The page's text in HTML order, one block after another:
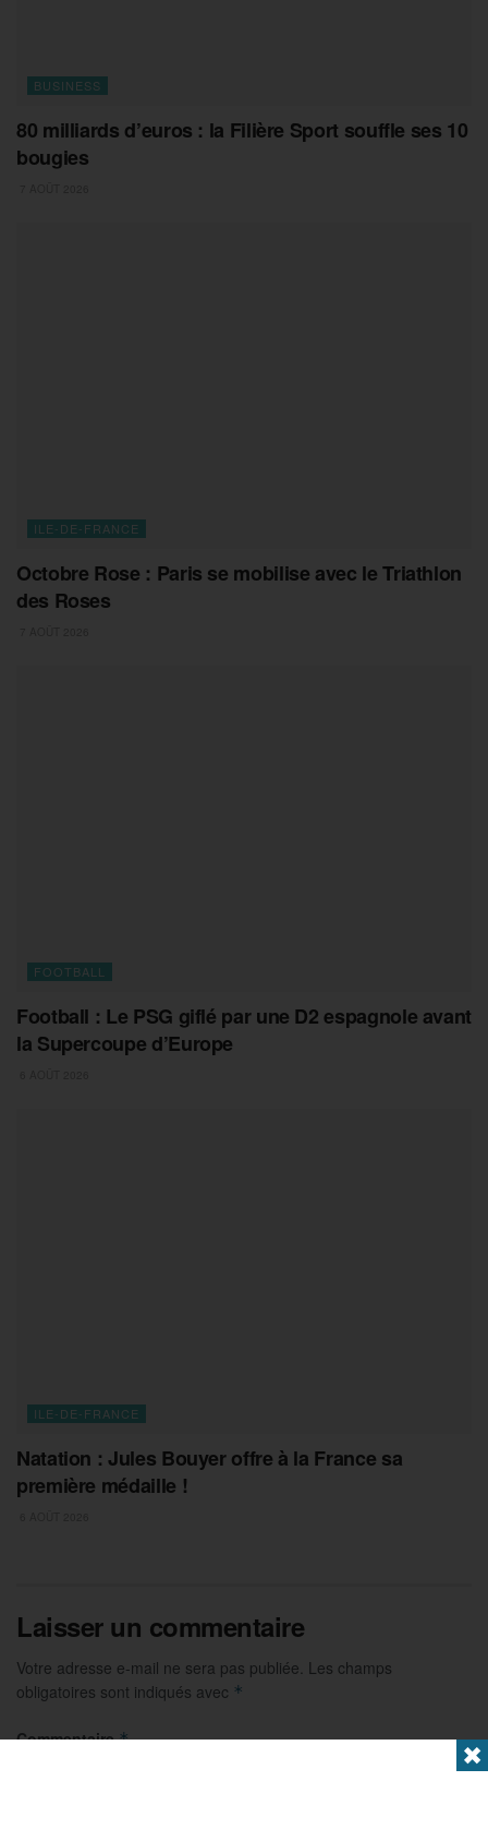
BUSINESS
80 milliards d’euros : la Filière Sport souffle ses 10
bougies
ILE-DE-FRANCE
Octobre Rose : Paris se mobilise avec le Triathlon
des Roses
FOOTBALL
Football : Le PSG giflé par une D2 espagnole avant
la Supercoupe d’Europe
ILE-DE-FRANCE
Natation : Jules Bouyer offre à la France sa
première médaille !
Laisser un commentaire
Votre adresse e-mail ne sera pas publiée. Les champs
obligatoires sont indiqués avec *
Commentaire*
✖